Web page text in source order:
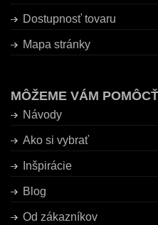
Dostupnosť tovaru
Mapa stránky
MÔŽEME VÁM
Návody
Ako si vybrať
Inšpirácie
Blog
Od zákazníkov